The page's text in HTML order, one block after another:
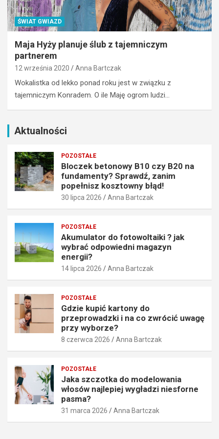
ŚWIAT GWIAZD
Maja Hyży planuje ślub z tajemniczym
partnerem
12 września 2020 Anna Bartczak
Wokalistka od lekko ponad roku jest w związku z
tajemniczym Konradem. O ile Maję ogrom ludzi…
Aktualności
POZOSTAŁE
Bloczek betonowy B10 czy B20 na
fundamenty? Sprawdź, zanim
popełnisz kosztowny błąd!
30 lipca 2026 Anna Bartczak
POZOSTAŁE
Akumulator do fotowoltaiki ? jak
wybrać odpowiedni magazyn
energii?
14 lipca 2026 Anna Bartczak
POZOSTAŁE
Gdzie kupić kartony do
przeprowadzki i na co zwrócić uwagę
przy wyborze?
8 czerwca 2026 Anna Bartczak
POZOSTAŁE
Jaka szczotka do modelowania
włosów najlepiej wygładzi niesforne
pasma?
31 marca 2026 Anna Bartczak
S
p
r
w
d
ź
z
a
n
m
o
p
e
n
s
z
k
o
s
z
o
w
n
30
lipca
2026
Bartczak
i
?
j
k
w
y
b
a
ć
d
o
w
e
d
i
m
a
g
a
z
n
e
n
g
?
14
lipca
2026
Bartczak